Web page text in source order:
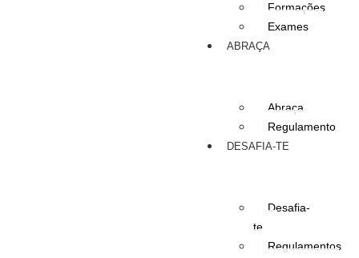
Formações
Exames
ABRAÇA
Abraça
Regulamento
DESAFIA-TE
Desafia-
te
Regulamentos